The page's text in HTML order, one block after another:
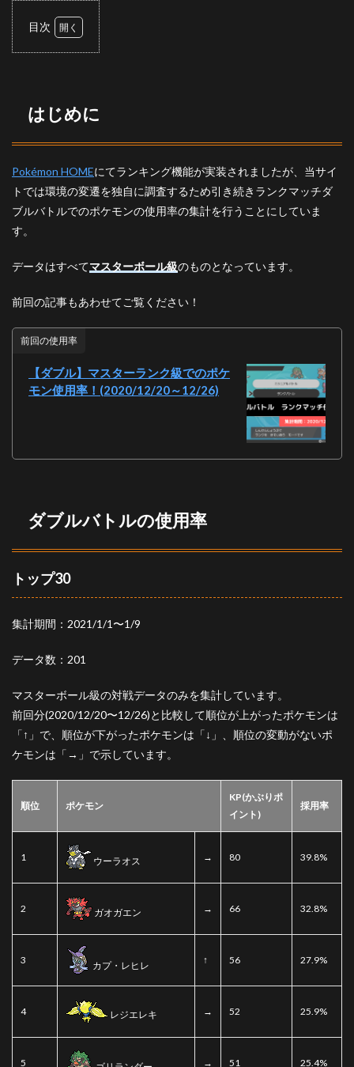
目次
ダブ
トル
用率
2.1
トッ
ピッ
ップ
トゲ
ス
3.1.1
カグ
テッカ
たパー
4
りに
はじめに
Pokémon HOMEにてランキング機能が実装されましたが、当サイ
トでは環境の変遷を独自に調査するため引き続きランクマッチダ
ブルバトルでのポケモンの使用率の集計を行うことにしていま
す。
データはすべてマスターボール級のものとなっています。
前回の記事もあわせてご覧ください！
前回の使用率
【ダブル】マスターランク級でのポケ
モン使用率！(2020/12/20～12/26)
ダブルバトルの使用率
トップ30
集計期間：2021/1/1〜1/9
データ数：201
マスターボール級の対戦データのみを集計しています。
前回分(2020/12/20〜12/26)と比較して順位が上がったポケモンは
「↑ 」で、順位が下がったポケモンは「↓ 」、順位の変動がないポ
ケモンは「→」で示しています。
順位 ポケモン
KP(かぶりポ
イント)
採用率
1 ウーラオス → 80 39.8%
2 ガオガエン → 66 32.8%
3 カプ・レヒレ ↑ 56 27.9%
4 レジエレキ → 52 25.9%
5 → 51 25.4%